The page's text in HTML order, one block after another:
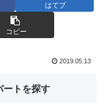
はてブ
コピー
2019.05.13
ートを探す